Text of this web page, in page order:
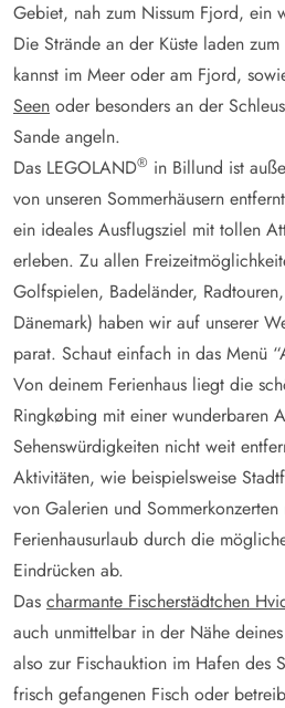
Gebiet, nah zum Nissum Fjord, ein
Die Strände an der Küste laden
kannst im Meer oder am Fjord,
Seen oder besonders an der
Sande angeln.
Das LEGOLAND® in Billund ist
von unseren Sommerhäusern
ein ideales Ausflugsziel mit tollen
erleben. Zu allen
Golfspielen, Badeländer,
Dänemark) haben wir auf unserer
parat. Schaut einfach in das Menü
Von deinem Ferienhaus liegt die
Ringkøbing mit einer wunderbaren
Sehenswürdigkeiten nicht weit
Aktivitäten, wie beispielsweise
von Galerien und
Ferienhausurlaub durch die
Eindrücken ab.
Das charmante Fischerstädtchen
auch unmittelbar in der Nähe
also zur Fischauktion im Hafen des
frisch gefangenen Fisch oder